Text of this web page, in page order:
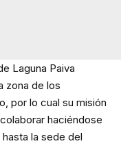
Laguna Paiva
zona de los
por lo cual su misión
haciéndose
la sede del